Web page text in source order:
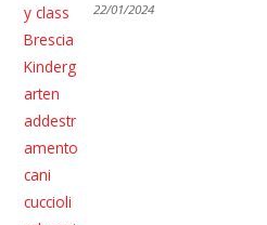
22/01/2024